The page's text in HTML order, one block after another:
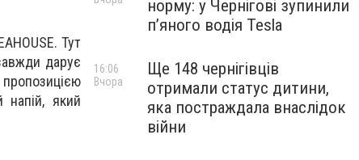
Тут
дарує
який
норму: у Чернігові зупинили
пʼяного водія Tesla
Ще 148 чернігівців
отримали статус дитини,
яка постраждала внаслідок
війни
16:06
Вчора